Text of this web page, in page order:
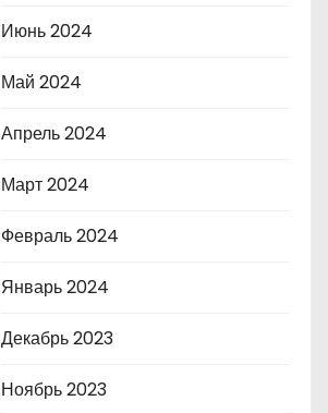
Июнь 2024
Май 2024
Апрель 2024
Март 2024
Февраль 2024
Январь 2024
Декабрь 2023
Ноябрь 2023